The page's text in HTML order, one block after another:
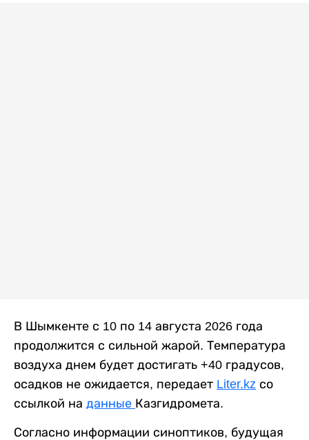
В Шымкенте с 10 по 14 августа 2026 года
продолжится с сильной жарой. Температура
воздуха днем будет достигать +40 градусов,
осадков не ожидается, передает Liter.kz со
ссылкой на данные Казгидромета.
Согласно информации синоптиков, будущая